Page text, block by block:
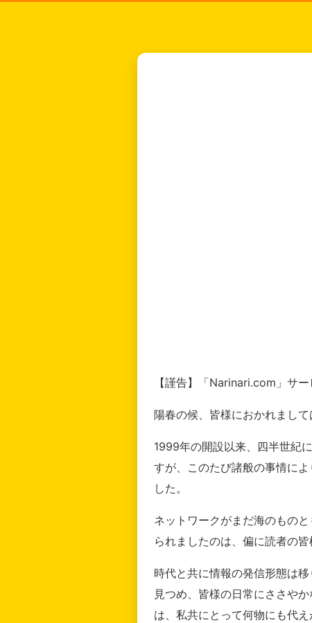
【謹告】「Narinari.com」サ
陽春の候、皆様におかれまし
1999年の開設以来、四半世紀
すが、このたび諸般の事情に
した。
ネットワークがまだ海のもの
られましたのは、偏に読者の
時代と共に情報の発信形態は
見つめ、皆様の日常にささや
は、私共にとって何物にも代え